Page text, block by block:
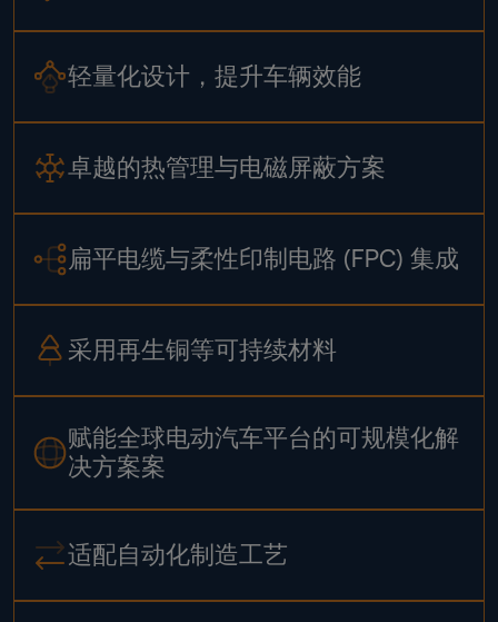
轻量化设计，提升车辆效能
卓越的热管理与电磁屏蔽方案
扁平电缆与柔性印制电路 (FPC) 集成
采用再生铜等可持续材料
赋能全球电动汽车平台的可规模化解
决方案案
适配自动化制造工艺